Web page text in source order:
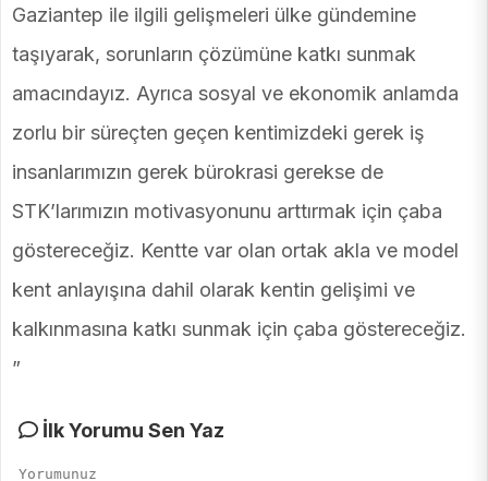
Gaziantep ile ilgili gelişmeleri ülke gündemine
taşıyarak, sorunların çözümüne katkı sunmak
amacındayız. Ayrıca sosyal ve ekonomik anlamda
zorlu bir süreçten geçen kentimizdeki gerek iş
insanlarımızın gerek bürokrasi gerekse de
STK’larımızın motivasyonunu arttırmak için çaba
göstereceğiz. Kentte var olan ortak akla ve model
kent anlayışına dahil olarak kentin gelişimi ve
kalkınmasına katkı sunmak için çaba göstereceğiz.
”
İlk Yorumu Sen Yaz